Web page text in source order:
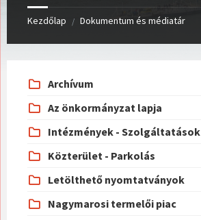
Kezdőlap / Dokumentum és médiatár
Archívum
Az önkormányzat lapja
Intézmények - Szolgáltatások
Közterület - Parkolás
Letölthető nyomtatványok
Nagymarosi termelői piac